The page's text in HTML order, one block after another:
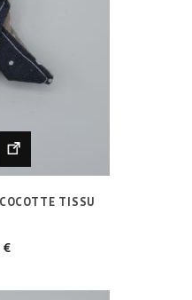
TISSU
€Prix